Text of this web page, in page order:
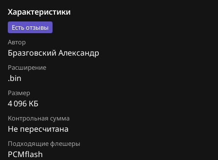
Chenglong
Chery
Chevrolet
Chrysler
Citroen
Daewoo
DAF
Siemens EMS 3125
Siemens EMS 3130
Siemens EMS 3132
Siemens EMS 3134
Siemens EMS 3140
Siemens EMS 3150
Siemens EMS 3155
Характеристики
Есть отзывы
Автор
Бразговский Александр
Расширение
.bin
Размер
4 096 КБ
Контрольная сумма
Не пересчитана
Подходящие флешеры
PCMflash